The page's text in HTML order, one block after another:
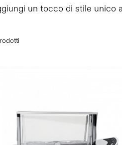
un tocco di stile unico